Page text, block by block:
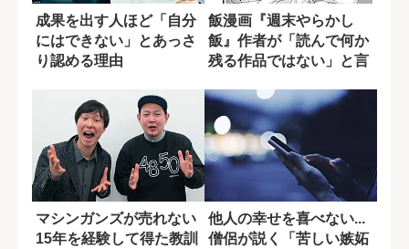
成果を出す人ほど「自分
にはできない」とあっさ
り認める理由
飯漫画『週末やらかし
飯』作者が「読んで何か
残る作品ではない」と言
マシンガンズが売れない
15年を経験して得た教訓
他人の幸せを喜べない...
僧侶が説く「苦しい嫉妬